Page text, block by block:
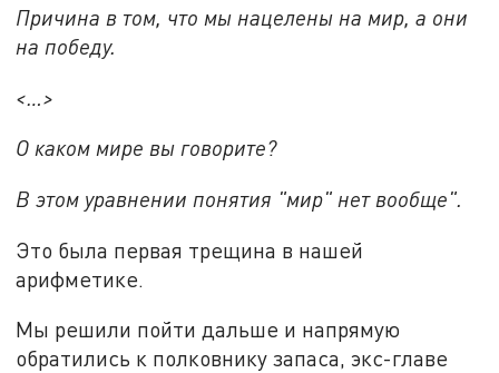
Причина в том, что мы нацелены на мир, а они
на победу.
<…>
О каком мире вы говорите?
В этом уравнении понятия "мир" нет вообще".
Это была первая трещина в нашей
арифметике.
Мы решили пойти дальше и напрямую
обратились к полковнику запаса, экс-главе